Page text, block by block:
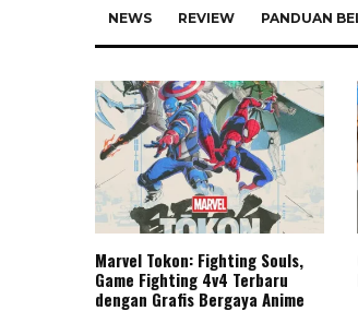
NEWS REVIEW PANDUAN
Marvel Tokon: Fighting Souls,
Game Fighting 4v4 Terbaru
dengan Grafis Bergaya Anime